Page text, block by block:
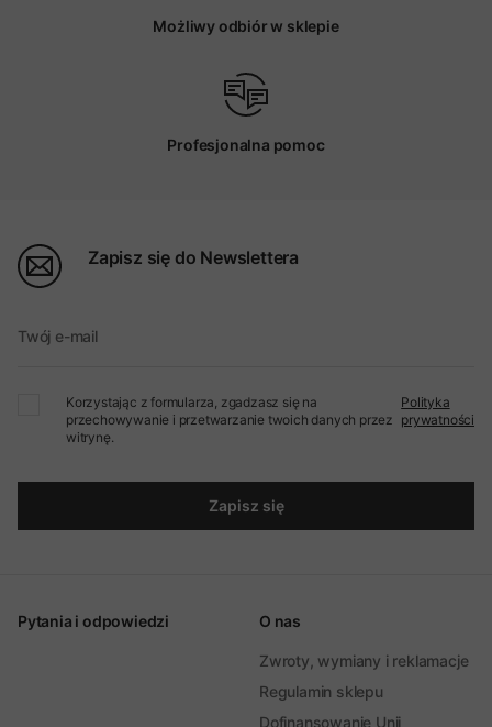
Możliwy odbiór w sklepie
Profesjonalna pomoc
Zapisz się do Newslettera
Twój e-mail
Korzystając z formularza, zgadzasz się na
przechowywanie i przetwarzanie twoich danych przez
witrynę.
Polityka
prywatności
Zapisz się
Pytania i odpowiedzi O nas
Zwroty, wymiany i reklamacje
Regulamin sklepu
Dofinansowanie Unii